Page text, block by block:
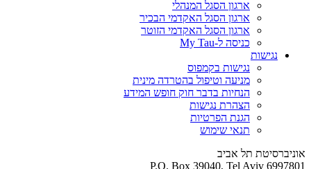
ארגון הסגל המנהלי
ארגון הסגל האקדמי הבכיר
ארגון הסגל האקדמי הזוטר
כניסה ל-My Tau
נגישות
נגישות בקמפוס
מניעה וטיפול בהטרדה מינית
הנחיות בדבר חוק חופש המידע
הצהרת נגישות
הגנת הפרטיות
תנאי שימוש
אוניברסיטת תל אביב
P.O. Box 39040, Tel Aviv 6997801